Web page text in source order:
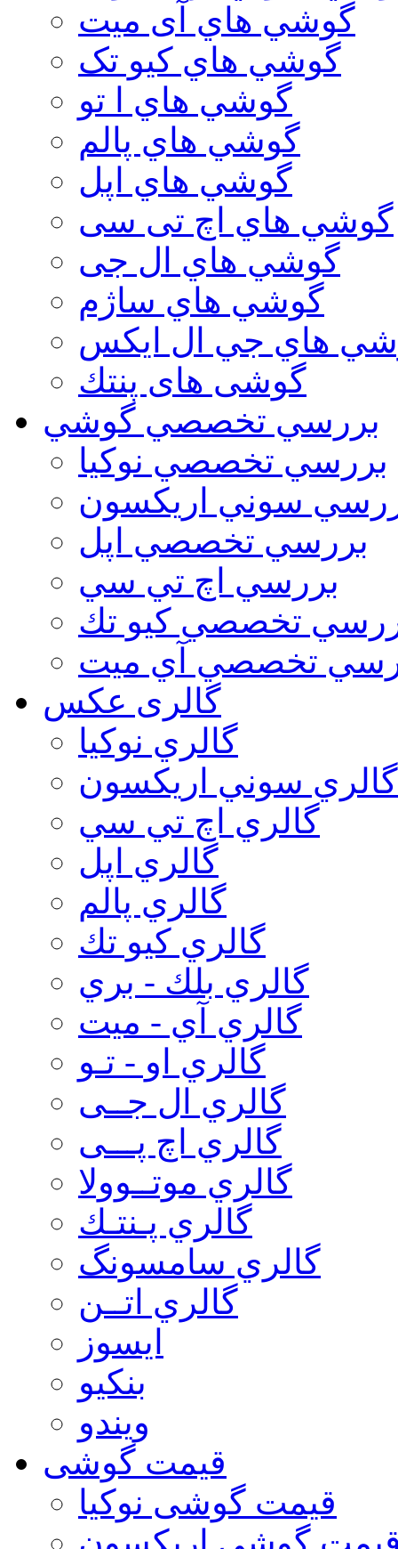
گوشي هاي آی میت
گوشي هاي کیو تک
گوشي هاي ا تو
گوشي هاي پالم
گوشي هاي اپل
گوشي هاي اچ تی سی
گوشي هاي ال جی
گوشي هاي ساژم
هاي جي ال ايكس
گوشی های پنتك
بررسي تخصصي گوشي
بررسي تخصصي نوكيا
سوني اريكسون
بررسي تخصصي اپل
بررسي اچ تي سي
تخصصي كيو تك
تخصصي آي ميت
گالری عکس
گالري نوكيا
گالري سوني اريكسون
گالري اچ تي سي
گالري اپل
گالري پالم
گالري كيو تك
گالري بلك - بري
گالري آي - ميت
گالري او - تـو
گالري ال جــی
گالري اچ پـــی
گالري موتــوولا
گالري پـنتـك
گالري سامسونگ
گالري اتــن
ایسوز
بنکیو
ویندو
قیمت گوشی
قیمت گوشی نوكيا